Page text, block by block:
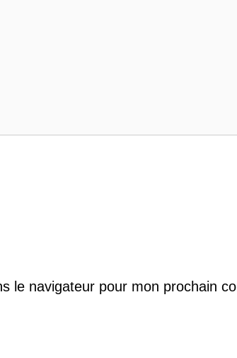
le navigateur pour mon prochain